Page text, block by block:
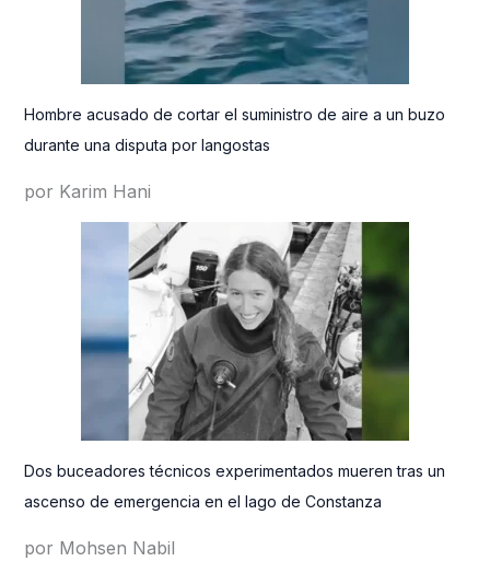
Hombre acusado de cortar el suministro de aire a un buzo
durante una disputa por langostas
por Karim Hani
Dos buceadores técnicos experimentados mueren tras un
ascenso de emergencia en el lago de Constanza
por Mohsen Nabil